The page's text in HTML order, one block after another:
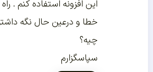
این افزونه استفاده کنم .
خطا و درعین حال نگه
چیه؟
سپاسگزارم